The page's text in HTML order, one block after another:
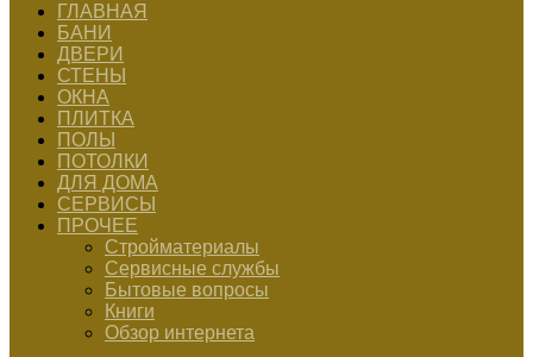
ГЛАВНАЯ
БАНИ
ДВЕРИ
СТЕНЫ
ОКНА
ПЛИТКА
ПОЛЫ
ПОТОЛКИ
ДЛЯ ДОМА
СЕРВИСЫ
ПРОЧЕЕ
Стройматериалы
Сервисные службы
Бытовые вопросы
Книги
Обзор интернета